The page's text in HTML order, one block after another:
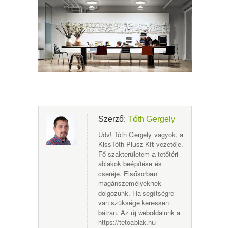
Szerző: Tóth Gergely
Üdv! Tóth Gergely vagyok, a
KissTóth Plusz Kft vezetője.
Fő szakterületem a tetőtéri
ablakok beépítése és
cseréje. Elsősorban
magánszemélyeknek
dolgozunk. Ha segítségre
van szüksége keressen
bátran. Az új weboldalunk a
https://tetoablak.hu